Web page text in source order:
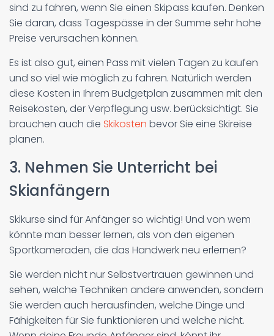
sind zu fahren, wenn Sie einen Skipass kaufen. Denken
Sie daran, dass Tagespässe in der Summe sehr hohe
Preise verursachen können.
Es ist also gut, einen Pass mit vielen Tagen zu kaufen
und so viel wie möglich zu fahren. Natürlich werden
diese Kosten in Ihrem Budgetplan zusammen mit den
Reisekosten, der Verpflegung usw. berücksichtigt. Sie
brauchen auch die Skikosten bevor Sie eine Skireise
planen.
3. Nehmen Sie Unterricht bei
Skianfängern
Skikurse sind für Anfänger so wichtig! Und von wem
könnte man besser lernen, als von den eigenen
Sportkameraden, die das Handwerk neu erlernen?
Sie werden nicht nur Selbstvertrauen gewinnen und
sehen, welche Techniken andere anwenden, sondern
Sie werden auch herausfinden, welche Dinge und
Fähigkeiten für Sie funktionieren und welche nicht.